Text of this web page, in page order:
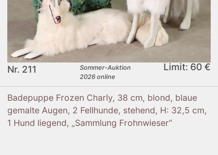
Nr. 211
Sommer-Auktion
2026 online
Limit: 60 €
Badepuppe Frozen Charly, 38 cm, blond, blaue
gemalte Augen, 2 Fellhunde, stehend, H: 32,5 cm,
1 Hund liegend, „Sammlung Frohnwieser“